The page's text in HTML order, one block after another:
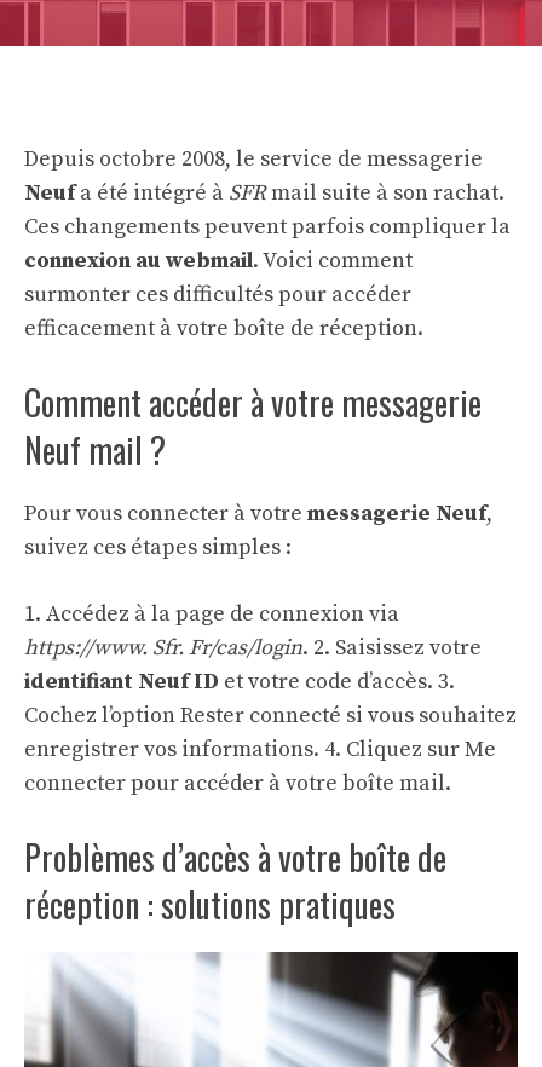
Depuis octobre 2008, le service de messagerie
Neufa été intégré à SFRmail suite à son rachat.
Ces changements peuvent parfois compliquer la
connexion au webmail. Voici comment
surmonter ces difficultés pour accéder
efficacement à votre boîte de réception.
Comment accéder à votre messagerie
Neuf mail ?
Pour vous connecter à votre messagerie Neuf,
suivez ces étapes simples :
1. Accédez à la page de connexion via
https://www. Sfr. Fr/cas/login. 2. Saisissez votre
identifiant Neuf ID et votre code d’accès. 3.
Cochez l’option Rester connecté si vous souhaitez
enregistrer vos informations. 4. Cliquez sur Me
connecter pour accéder à votre boîte mail.
Problèmes d’accès à votre boîte de
réception : solutions pratiques